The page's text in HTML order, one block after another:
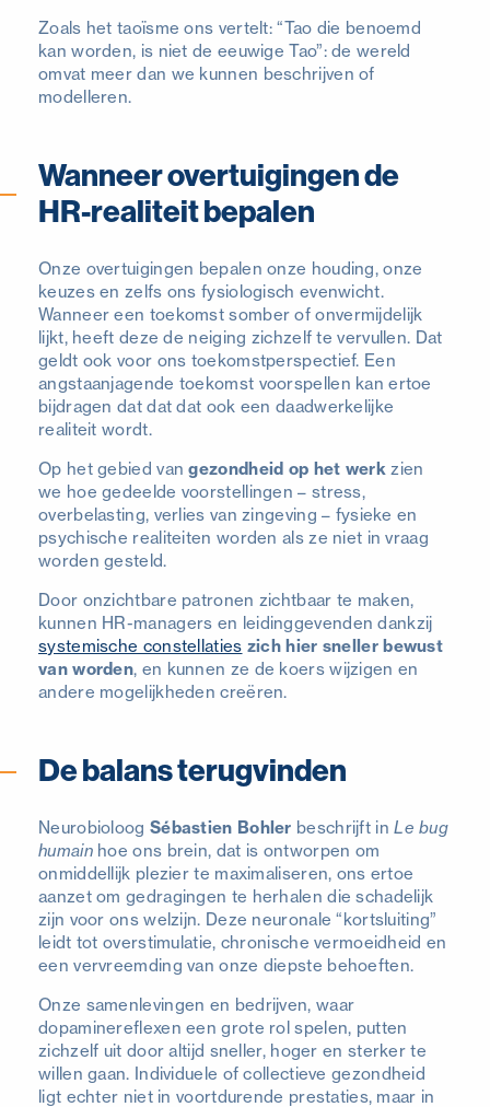
Zoals het taoïsme ons vertelt: “Tao die benoemd
kan worden, is niet de eeuwige Tao”: de wereld
omvat meer dan we kunnen beschrijven of
modelleren.
Wanneer overtuigingen de
HR-realiteit bepalen
Onze overtuigingen bepalen onze houding, onze
keuzes en zelfs ons fysiologisch evenwicht.
Wanneer een toekomst somber of onvermijdelijk
lijkt, heeft deze de neiging zichzelf te vervullen. Dat
geldt ook voor ons toekomstperspectief. Een
angstaanjagende toekomst voorspellen kan ertoe
bijdragen dat dat dat ook een daadwerkelijke
realiteit wordt.
Op het gebied vangezondheid op het werkzien
we hoe gedeelde voorstellingen – stress,
overbelasting, verlies van zingeving – fysieke en
psychische realiteiten worden als ze niet in vraag
worden gesteld.
Door onzichtbare patronen zichtbaar te maken,
kunnen HR-managers en leidinggevenden dankzij
systemische constellaties zich hier sneller bewust
van worden, en kunnen ze de koers wijzigen en
andere mogelijkheden creëren.
De balans terugvinden
Neurobioloog Sébastien Bohler beschrijft inLe bug
humainhoe ons brein, dat is ontworpen om
onmiddellijk plezier te maximaliseren, ons ertoe
aanzet om gedragingen te herhalen die schadelijk
zijn voor ons welzijn. Deze neuronale “kortsluiting”
leidt tot overstimulatie, chronische vermoeidheid en
een vervreemding van onze diepste behoeften.
Onze samenlevingen en bedrijven, waar
dopaminereflexen een grote rol spelen, putten
zichzelf uit door altijd sneller, hoger en sterker te
willen gaan. Individuele of collectieve gezondheid
ligt echter niet in voortdurende prestaties, maar in